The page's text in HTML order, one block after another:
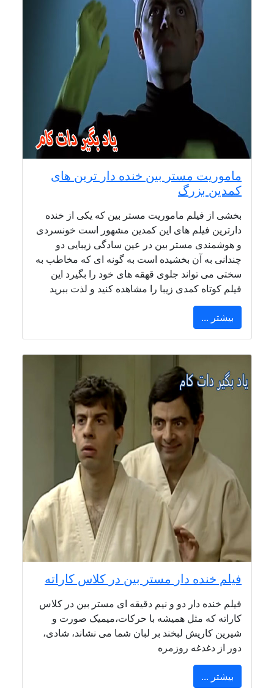
ماموریت مستر بین خنده دار ترین های
کمدین بزرگ
بخشی از فیلم ماموریت مستر بین که یکی از خنده
دارترین فیلم های این کمدین مشهور است خونسردی
و هوشمندی مستر بین در عین سادگی زیبایی دو
چندانی به آن بخشیده است به گونه ای که مخاطب به
سختی می تواند جلوی قهقه های خود را بگیرد این
فیلم کوتاه کمدی زیبا را مشاهده کنید و لذت ببرید
بیشتر ...
فیلم خنده دار مستر بین در کلاس کاراته
فیلم خنده دار دو و نیم دقیقه ای مستر بین در کلاس
کاراته که مثل همیشه با حرکات،میمیک صورت و
شیرین کاریش لبخند بر لبان شما می نشاند، شادی،
دور از دغدغه روزمره
بیشتر ...